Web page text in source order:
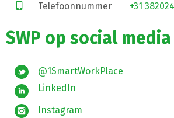
Telefoonnummer
+31
SWP op social media
@1SmartWorkPlace
LinkedIn
Instagram